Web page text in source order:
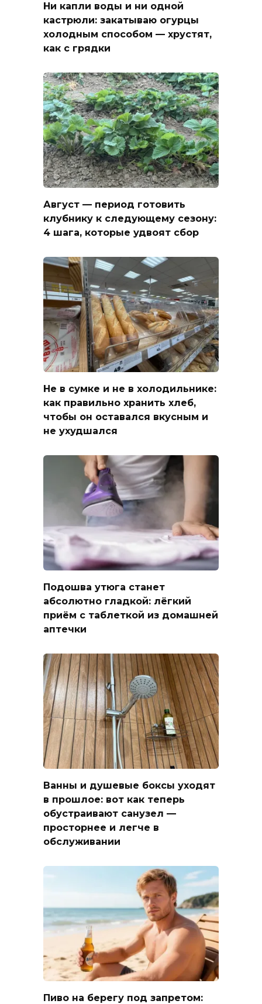
Ни капли воды и ни одной
кастрюли: закатываю огурцы
холодным способом — хрустят,
как с грядки
Август — период готовить
клубнику к следующему сезону:
4 шага, которые удвоят сбор
Не в сумке и не в холодильнике:
как правильно хранить хлеб,
чтобы он оставался вкусным и
не ухудшался
Подошва утюга станет
абсолютно гладкой: лёгкий
приём с таблеткой из домашней
аптечки
Ванны и душевые боксы уходят
в прошлое: вот как теперь
обустраивают санузел —
просторнее и легче в
обслуживании
Пиво на берегу под запретом: